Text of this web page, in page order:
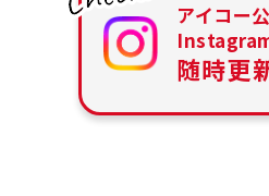
アイコー
随時更